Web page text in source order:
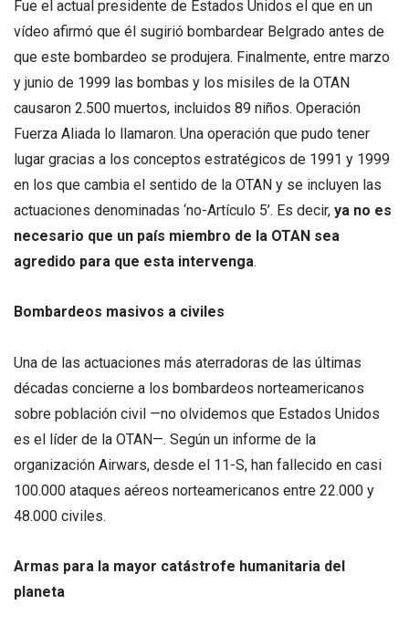
Fue el actual presidente de Estados Unidos el que en un
vídeo afirmó que él sugirió bombardear Belgrado antes de
que este bombardeo se produjera. Finalmente, entre marzo
y junio de 1999 las bombas y los misiles de la OTAN
causaron 2.500 muertos, incluidos 89 niños. Operación
Fuerza Aliada lo llamaron. Una operación que pudo tener
lugar gracias a los conceptos estratégicos de 1991 y 1999
en los que cambia el sentido de la OTAN y se incluyen las
actuaciones denominadas ‘no-Artículo 5’. Es decir, ya no es
necesario que un país miembro de la OTAN sea
agredido para que esta intervenga.
Bombardeos masivos a civiles
Una de las actuaciones más aterradoras de las últimas
décadas concierne a los bombardeos norteamericanos
sobre población civil —no olvidemos que Estados Unidos
es el líder de la OTAN—. Según un informe de la
organización Airwars, desde el 11-S, han fallecido en casi
100.000 ataques aéreos norteamericanos entre 22.000 y
48.000 civiles.
Armas para la mayor catástrofe humanitaria del
planeta